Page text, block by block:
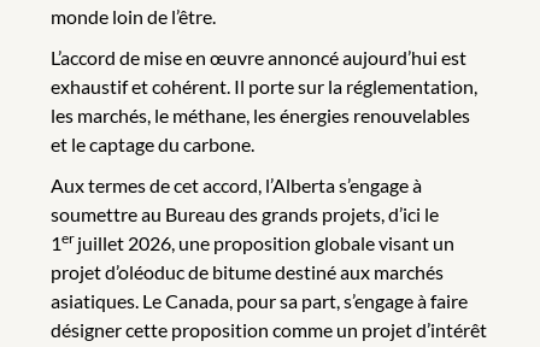
monde loin de l’être.
L’accord de mise en œuvre annoncé aujourd’hui est
exhaustif et cohérent. Il porte sur la réglementation,
les marchés, le méthane, les énergies renouvelables
et le captage du carbone.
Aux termes de cet accord, l’Alberta s’engage à
soumettre au Bureau des grands projets, d’ici le
1er juillet 2026, une proposition globale visant un
projet d’oléoduc de bitume destiné aux marchés
asiatiques. Le Canada, pour sa part, s’engage à faire
désigner cette proposition comme un projet d’intérêt